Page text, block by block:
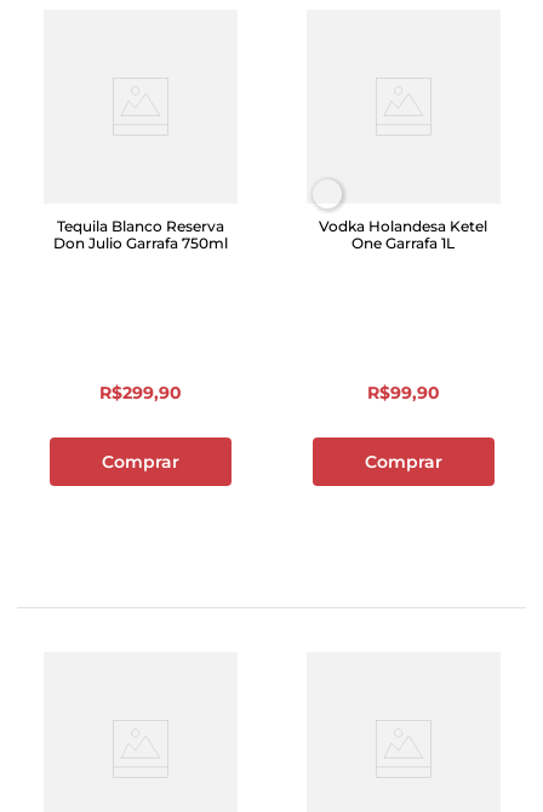
Tequila Blanco Reserva
Don Julio Garrafa 750ml
R$299,90
Comprar
Vodka Holandesa Ketel
One Garrafa 1L
R$99,90
Comprar